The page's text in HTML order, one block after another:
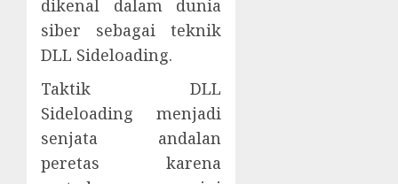
dikenal dalam dunia
siber sebagai teknik
DLL Sideloading.
Taktik DLL
Sideloading menjadi
senjata andalan
peretas karena